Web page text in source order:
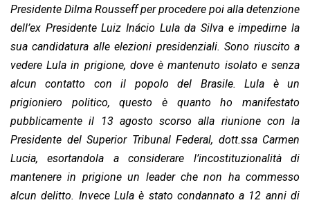
Presidente Dilma Rousseff per procedere poi alla detenzione
dell’ex Presidente Luiz Inácio Lula da Silva e impedirne la
sua candidatura alle elezioni presidenziali. Sono riuscito a
vedere Lula in prigione, dove è mantenuto isolato e senza
alcun contatto con il popolo del Brasile. Lula è un
prigioniero politico, questo è quanto ho manifestato
pubblicamente il 13 agosto scorso alla riunione con la
Presidente del Superior Tribunal Federal, dott.ssa Carmen
Lucia, esortandola a considerare l’incostituzionalità di
mantenere in prigione un leader che non ha commesso
alcun delitto. Invece Lula è stato condannato a 12 anni di